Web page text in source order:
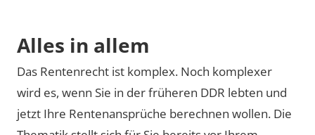
Alles in allem
Das Rentenrecht ist komplex. Noch komplexer
wird es, wenn Sie in der früheren DDR lebten und
jetzt Ihre Rentenansprüche berechnen wollen. Die